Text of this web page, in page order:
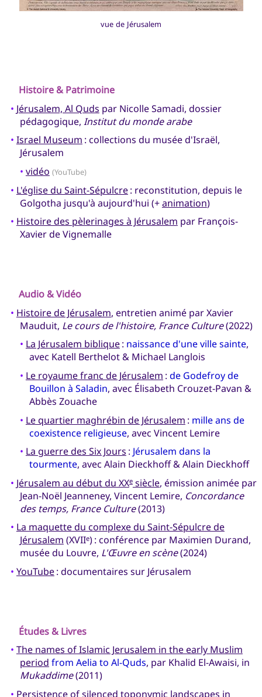
vue de Jérusalem
Histoire & Patrimoine
• Jérusalem, Al Quds par Nicolle Samadi, dossier
pédagogique, Institut du monde arabe
• Israel Museum : collections du musée d'Israël,
Jérusalem
• vidéo (YouTube)
• L'église du Saint-Sépulcre: reconstitution, depuis le
Golgotha jusqu'à aujourd'hui (+animation)
• Histoire des pèlerinages à Jérusalem par François-
Xavier de Vignemalle
Audio & Vidéo
• Histoire de Jérusalem, entretien animé par Xavier
Mauduit, Le cours de l'histoire, France Culture(2022)
• La Jérusalem biblique: naissance d'une ville sainte,
avec Katell Berthelot & Michael Langlois
• Le royaume franc de Jérusalem : de Godefroy de
Bouillon à Saladin, avec Élisabeth Crouzet-Pavan &
Abbès Zouache
• Le quartier maghrébin de Jérusalem : mille ans de
coexistence religieuse, avec Vincent Lemire
• La guerre des Six Jours : Jérusalem dans la
tourmente, avec Alain Dieckhoff & Alain Dieckhoff
• Jérusalem au début du XXesiècle, émission animée par
Jean-Noël Jeanneney, Vincent Lemire, Concordance
des temps, France Culture(2013)
• La maquette du complexe du Saint-Sépulcre de
Jérusalem (XVIIe) : conférence par Maximien Durand,
musée du Louvre, L'Œuvre en scène(2024)
• YouTube: documentaires sur Jérusalem
Études & Livres
• The names of Islamic Jerusalem in the early Muslim
period from Aelia to Al-Quds, par Khalid El-Awaisi, in
Mukaddime(2011)
• Persistence of silenced toponymic landscapes in